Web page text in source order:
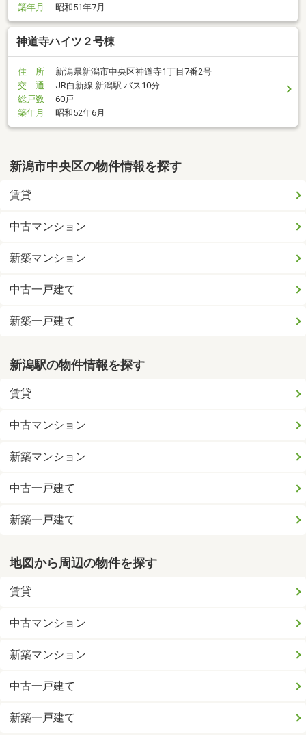
築年月
昭和51年7月
神道寺ハイツ２号棟
住 所
新潟県新潟市中央区神道寺1丁目7番2号
交 通
JR白新線 新潟駅 バス10分
総戸数
60戸
築年月
昭和52年6月
新潟市中央区の物件情報を探す
賃貸
中古マンション
新築マンション
中古一戸建て
新築一戸建て
新潟駅の物件情報を探す
賃貸
中古マンション
新築マンション
中古一戸建て
新築一戸建て
地図から周辺の物件を探す
賃貸
中古マンション
新築マンション
中古一戸建て
新築一戸建て